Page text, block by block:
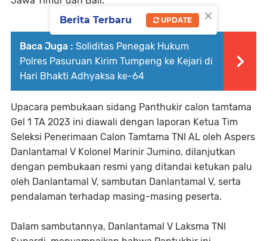
Baca Juga : Soliditas Penegak Hukum
Polres Pasuruan Kirim Tumpeng ke Kejari di
Hari Bhakti Adhyaksa ke-64
Upacara pembukaan sidang Panthukir calon tamtama
Gel 1 TA 2023 ini diawali dengan laporan Ketua Tim
Seleksi Penerimaan Calon Tamtama TNI AL oleh Aspers
Danlantamal V Kolonel Marinir Jumino, dilanjutkan
dengan pembukaan resmi yang ditandai ketukan palu
oleh Danlantamal V, sambutan Danlantamal V, serta
pendalaman terhadap masing-masing peserta.
Dalam sambutannya, Danlantamal V Laksma TNI
×
Berita Terbaru UPDATE